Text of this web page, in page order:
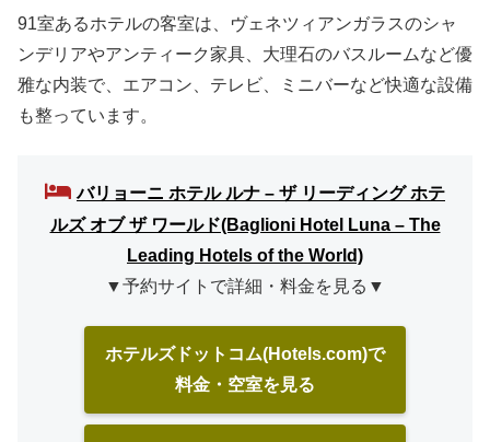
91室あるホテルの客室は、ヴェネツィアンガラスのシャ
ンデリアやアンティーク家具、大理石のバスルームなど優
雅な内装で、エアコン、テレビ、ミニバーなど快適な設備
も整っています。
バリョーニ ホテル ルナ – ザ リーディング ホテ
ルズ オブ ザ ワールド(Baglioni Hotel Luna – The
Leading Hotels of the World)
▼予約サイトで詳細・料金を見る▼
ホテルズドットコム(Hotels.com)で
料金・空室を見る